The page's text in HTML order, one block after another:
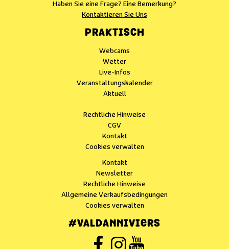
Haben Sie eine Frage? Eine Bemerkung?
Kontaktieren Sie Uns
PRAKTISCH
Webcams
Wetter
Live-Infos
Veranstaltungskalender
Aktuell
Rechtliche Hinweise
CGV
Kontakt
Cookies verwalten
Kontakt
Newsletter
Rechtliche Hinweise
Allgemeine Verkaufsbedingungen
Cookies verwalten
#VALDANNIVIERS